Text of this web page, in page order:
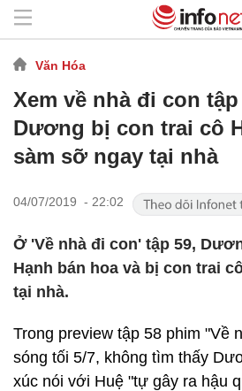
Văn Hóa
Xem về nhà đi con tập
Dương bị con trai cô
sàm sỡ ngay tại nhà
04/07/2019 - 22:02
Ở 'Về nhà đi con' tập 59,
Hạnh bán hoa và bị con trai
tại nhà.
Trong preview tập 58 phim "Về
sóng tối 5/7, không tìm thấy
xúc nói với Huệ "tự gây ra hậu